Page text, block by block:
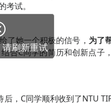
试。
了她一个积极的信号， 为了
结合C同学的简历和创新点子
，C同学顺利收到了NTU